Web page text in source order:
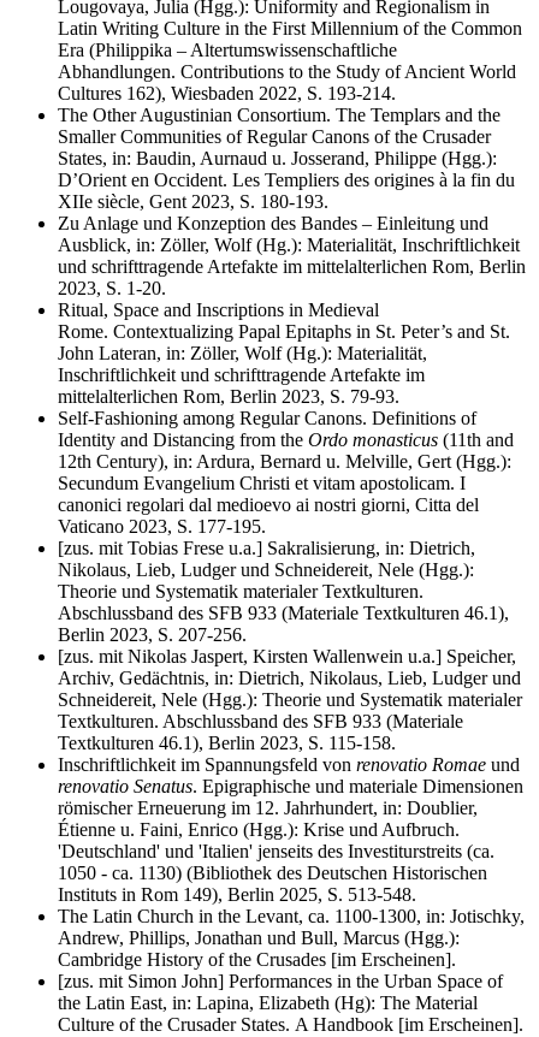
Lougovaya, Julia (Hgg.): Uniformity and Regionalism in
Latin Writing Culture in the First Millennium of the Common
Era (Philippika – Altertumswissenschaftliche
Abhandlungen. Contributions to the Study of Ancient World
Cultures 162), Wiesbaden 2022, S. 193-214.
The Other Augustinian Consortium. The Templars and the
Smaller Communities of Regular Canons of the Crusader
States, in: Baudin, Aurnaud u. Josserand, Philippe (Hgg.):
D’Orient en Occident. Les Templiers des origines à la fin du
XIIe siècle, Gent 2023, S. 180-193.
Zu Anlage und Konzeption des Bandes – Einleitung und
Ausblick, in: Zöller, Wolf (Hg.): Materialität, Inschriftlichkeit
und schrifttragende Artefakte im mittelalterlichen Rom, Berlin
2023, S. 1-20.
Ritual, Space and Inscriptions in Medieval
Rome. Contextualizing Papal Epitaphs in St. Peter’s and St.
John Lateran, in: Zöller, Wolf (Hg.): Materialität,
Inschriftlichkeit und schrifttragende Artefakte im
mittelalterlichen Rom, Berlin 2023, S. 79-93.
Self-Fashioning among Regular Canons. Definitions of
Identity and Distancing from the Ordo monasticus (11th and
12th Century), in: Ardura, Bernard u. Melville, Gert (Hgg.):
Secundum Evangelium Christi et vitam apostolicam. I
canonici regolari dal medioevo ai nostri giorni, Citta del
Vaticano 2023, S. 177-195.
[zus. mit Tobias Frese u.a.] Sakralisierung, in: Dietrich,
Nikolaus, Lieb, Ludger und Schneidereit, Nele (Hgg.):
Theorie und Systematik materialer Textkulturen.
Abschlussband des SFB 933 (Materiale Textkulturen 46.1),
Berlin 2023, S. 207-256.
[zus. mit Nikolas Jaspert, Kirsten Wallenwein u.a.] Speicher,
Archiv, Gedächtnis, in: Dietrich, Nikolaus, Lieb, Ludger und
Schneidereit, Nele (Hgg.): Theorie und Systematik materialer
Textkulturen. Abschlussband des SFB 933 (Materiale
Textkulturen 46.1), Berlin 2023, S. 115-158.
Inschriftlichkeit im Spannungsfeld von renovatio Romae und
renovatio Senatus. Epigraphische und materiale Dimensionen
römischer Erneuerung im 12. Jahrhundert, in: Doublier,
Étienne u. Faini, Enrico (Hgg.): Krise und Aufbruch.
'Deutschland' und 'Italien' jenseits des Investiturstreits (ca.
1050 - ca. 1130) (Bibliothek des Deutschen Historischen
Instituts in Rom 149), Berlin 2025, S. 513-548.
The Latin Church in the Levant, ca. 1100-1300, in: Jotischky,
Andrew, Phillips, Jonathan und Bull, Marcus (Hgg.):
Cambridge History of the Crusades [im Erscheinen].
[zus. mit Simon John] Performances in the Urban Space of
the Latin East, in: Lapina, Elizabeth (Hg): The Material
Culture of the Crusader States. A Handbook [im Erscheinen].